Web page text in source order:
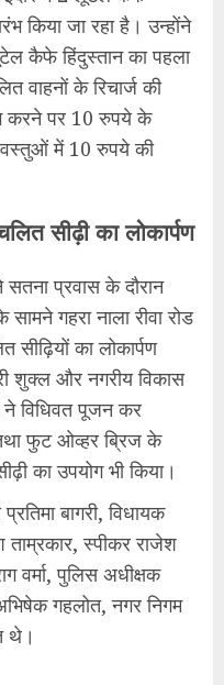
किया जा रहा है। उन्होंने
कैफे हिंदुस्तान का पहला
वाहनों के रिचार्ज की
करने पर 10 रुपये के
में 10 रुपये की
सीढ़ी का लोकार्पण
प्रवास के दौरान
गहरा नाला रीवा रोड
सीढ़ियों का लोकार्पण
शुक्ल और नगरीय विकास
ने विधिवत पूजन कर
फुट ओव्हर ब्रिज के
का उपयोग भी किया।
बागरी, विधायक
ताम्रकार, स्पीकर राजेश
वर्मा, पुलिस अधीक्षक
गहलोत, नगर निगम
थे।